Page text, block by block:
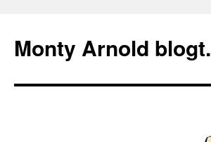
springen
Monty Arnold blogt.